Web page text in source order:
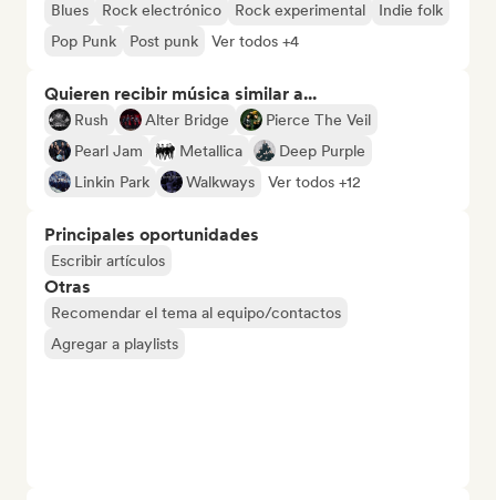
Blues Rock electrónico Rock experimental
Indie folk
Pop Punk
Post punk Ver todos +4
Quieren recibir música similar a...
Rush Alter Bridge
Pierce The Veil
Pearl Jam
Metallica
Deep Purple
Linkin Park
Walkways Ver todos +12
Principales oportunidades
Escribir artículos
Otras
Recomendar el tema al equipo/contactos
Agregar a playlists